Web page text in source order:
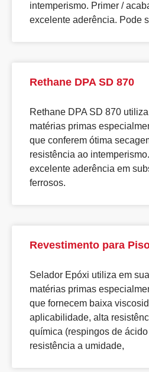
intemperismo. Primer /
excelente aderência. Pode
Rethane DPA SD 870
Rethane DPA SD 870
matérias primas
que conferem ótima
resistência ao
excelente aderência em
ferrosos.
Revestimento para
Selador Epóxi utiliza em
matérias primas
que fornecem baixa
aplicabilidade, alta
química (respingos de
resistência a umidade,